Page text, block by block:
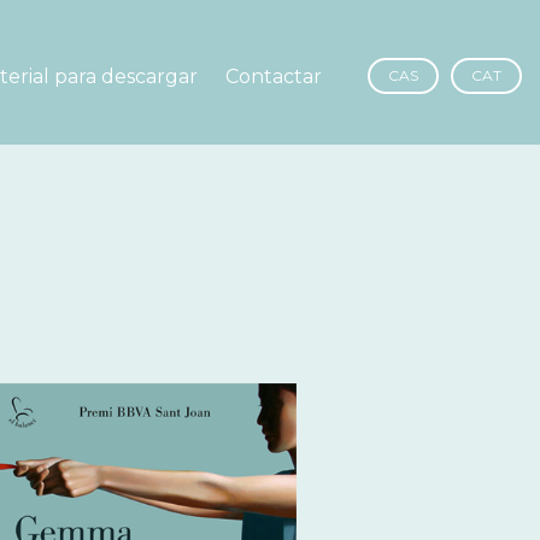
CAS CAT
para descargar Contactar